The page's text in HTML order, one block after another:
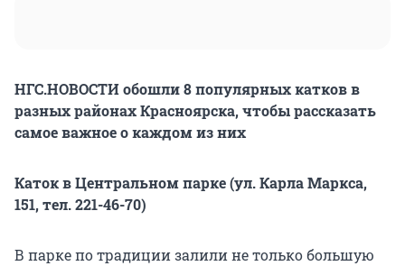
НГС.НОВОСТИ обошли 8 популярных катков в
разных районах Красноярска, чтобы рассказать
самое важное о каждом из них
Каток в Центральном парке (ул. Карла Маркса,
151, тел. 221-46-70)
В парке по традиции залили не только большую